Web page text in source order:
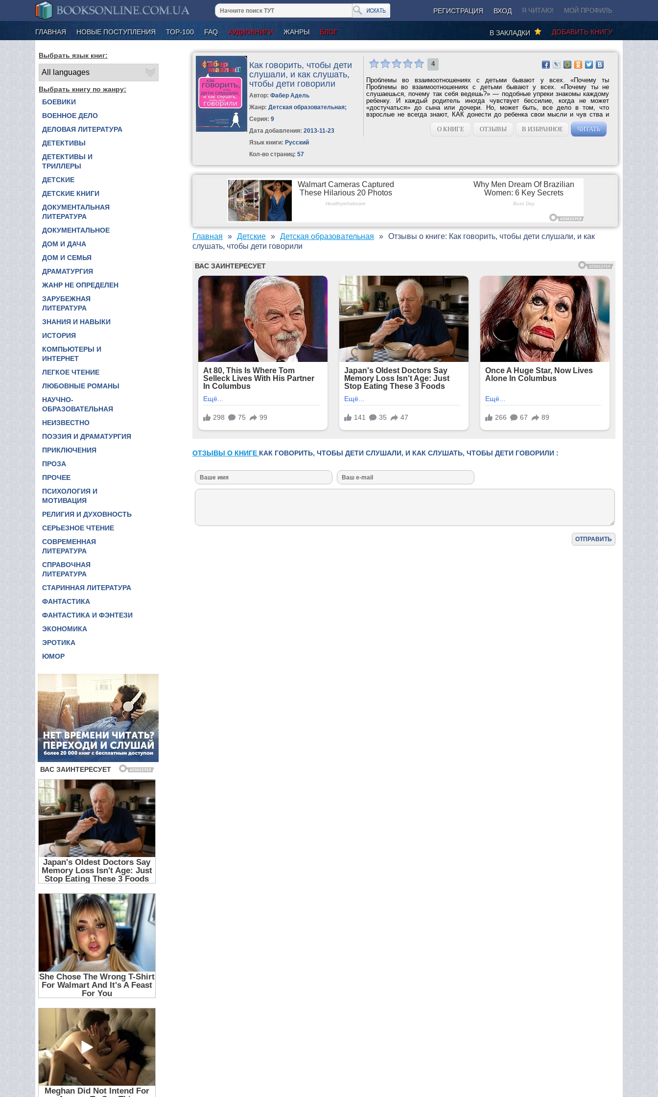
РЕГИСТРАЦИЯ ВХОД Я ЧИТАЮ! МОЙ ПРОФИЛЬ
ГЛАВНАЯ НОВЫЕ ПОСТУПЛЕНИЯ ТОР-100 FAQ АУДИОКНИГИ ЖАНРЫ БЛОГ ДОБАВИТЬ КНИГУ
В ЗАКЛАДКИ
Выбрать язык книг:
Выбрать книгу по жанру:
БОЕВИКИ
ВОЕННОЕ ДЕЛО
ДЕЛОВАЯ ЛИТЕРАТУРА
ДЕТЕКТИВЫ
ДЕТЕКТИВЫ И
ТРИЛЛЕРЫ
ДЕТСКИЕ
ДЕТСКИЕ КНИГИ
ДОКУМЕНТАЛЬНАЯ
ЛИТЕРАТУРА
ДОКУМЕНТАЛЬНОЕ
ДОМ И ДАЧА
ДОМ И СЕМЬЯ
ДРАМАТУРГИЯ
ЖАНР НЕ ОПРЕДЕЛЕН
ЗАРУБЕЖНАЯ
ЛИТЕРАТУРА
ЗНАНИЯ И НАВЫКИ
ИСТОРИЯ
КОМПЬЮТЕРЫ И
ИНТЕРНЕТ
ЛЕГКОЕ ЧТЕНИЕ
ЛЮБОВНЫЕ РОМАНЫ
НАУЧНО-
ОБРАЗОВАТЕЛЬНАЯ
НЕИЗВЕСТНО
ПОЭЗИЯ И ДРАМАТУРГИЯ
ПРИКЛЮЧЕНИЯ
ПРОЗА
ПРОЧЕЕ
ПСИХОЛОГИЯ И
МОТИВАЦИЯ
РЕЛИГИЯ И ДУХОВНОСТЬ
СЕРЬЕЗНОЕ ЧТЕНИЕ
СОВРЕМЕННАЯ
ЛИТЕРАТУРА
СПРАВОЧНАЯ
ЛИТЕРАТУРА
СТАРИННАЯ ЛИТЕРАТУРА
ФАНТАСТИКА
ФАНТАСТИКА И ФЭНТЕЗИ
ЭКОНОМИКА
ЭРОТИКА
ЮМОР
Как говорить, чтобы дети
слушали, и как слушать,
чтобы дети говорили
Автор:Фабер Адель
Жанр: Детская образовательная;
Серия:9
Дата добавления: 2013-11-23
Язык книги: Русский
Кол-во страниц: 57
4
Проблемы во взаимоотношениях с детьми бывают у всех. «Почему ты
Проблемы во взаимоотношениях с детьми бывают у всех. «Почему ты не
слушаешься, почему так себя ведешь?» — подобные упреки знакомы каждому
ребенку. И каждый родитель иногда чувствует бессилие, когда не может
«достучаться» до сына или дочери. Но, может быть, все дело в том, что
взрослые не всегда знают, КАК донести до ребенка свои мысли и чув ства и
КАК понять его? Эта книга...
О КНИГЕ
ОТЗЫВЫ В ИЗБРАННОЕ ЧИТАТЬ
Главная Детские Детская образовательная
Отзывы о книге: Как говорить, чтобы дети слушали, и как
слушать, чтобы дети говорили
ОТЗЫВЫ О КНИГЕ КАК ГОВОРИТЬ, ЧТОБЫ ДЕТИ СЛУШАЛИ, И КАК СЛУШАТЬ, ЧТОБЫ ДЕТИ ГОВОРИЛИ :